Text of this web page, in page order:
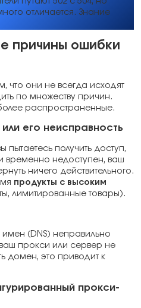
отличается. Знание
причины ошибки
что они не всегда исходят
по множеству причин.
распространенные.
его неисправность
пытаетесь получить доступ,
временно недоступен, ваш
ничего действительного.
продукты с высоким
лимитированные товары).
(DNS) неправильно
прокси или сервер не
домен, это приводит к
прокси-